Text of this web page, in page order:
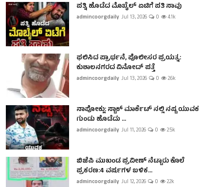
ಪತ್ನಿ ಹೊಡೆದ ಮೊಬೈಲ್ ಏಟಿಗೆ ಪತಿ ಸಾವು
admincoorgdaily Jul 13, 2026 0 4.1k
ಫಲಿಸಿದ ಪ್ರಾರ್ಥನೆ, ಪೊಲೀಸರ ಪ್ರಯತ್ನ:
ಕುಶಾಲನಗರದ ವಿನೋದ್ ಪತ್ತೆ
admincoorgdaily Jul 13, 2026 0 2.6k
ನಾಪೋಕ್ಲು: ಸ್ಟಾಕ್ ಮಾರ್ಕೆಟ್ ನಲ್ಲಿ ನಷ್ಟ ಯುವಕ
ಗುಂಡು ಹೊಡೆದು ...
admincoorgdaily Jul 11, 2026 0 2.5k
ಬಿಜೆಪಿ ಮುಖಂಡ ಪ್ರವೀಣ್ ನೆಟ್ಟಾರು ಕೊಲೆ
ಪ್ರಕರಣ:4 ವರ್ಷಗಳ ಬಳಿಕ...
admincoorgdaily Jul 12, 2026 0 2.2k